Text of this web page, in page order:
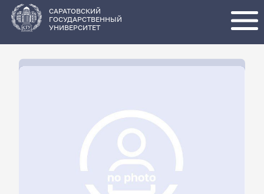
основному
содержанию
САРАТОВСКИЙ
ГОСУДАРСТВЕННЫЙ
УНИВЕРСИТЕТ